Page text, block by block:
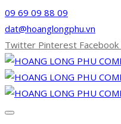
09 69 09 88 09
dat@hoanglongphu.vn
Twitter Pinterest Facebook